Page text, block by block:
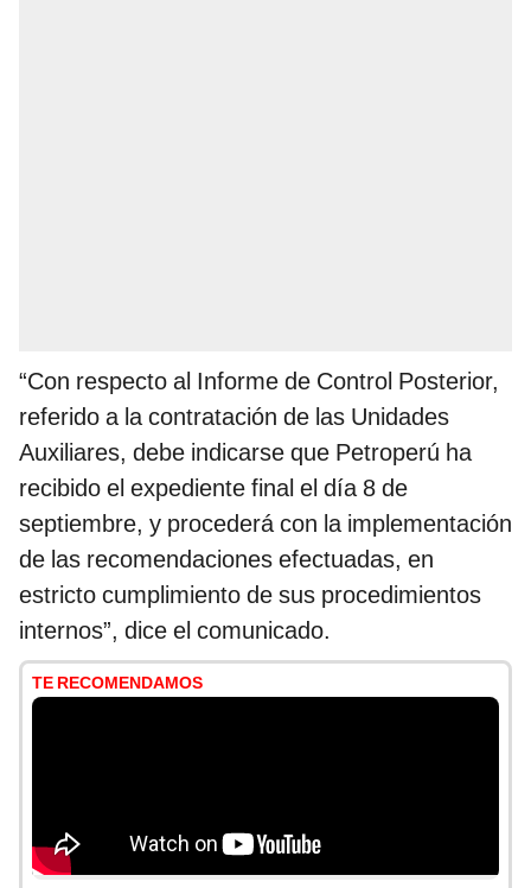
“Con respecto al Informe de Control Posterior,
referido a la contratación de las Unidades
Auxiliares, debe indicarse que Petroperú ha
recibido el expediente final el día 8 de
septiembre, y procederá con la implementación
de las recomendaciones efectuadas, en
estricto cumplimiento de sus procedimientos
internos”, dice el comunicado.
TE RECOMENDAMOS